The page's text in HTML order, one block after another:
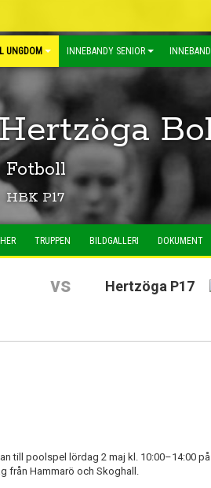
UNGDOM INNEBANDY SENIOR
Fotboll
HBK P17
TRUPPEN BILDGALLERI DOKUMENT
vs Hertzöga P17
till poolspel lördag 2 maj kl. 10:00–14:00
från Hammarö och Skoghall.